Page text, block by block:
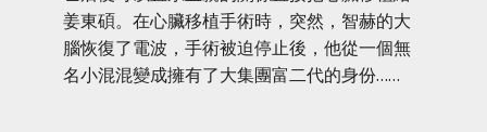
姜東碩。在心臟移植手術時，突然，智赫的大
腦恢復了電波，手術被迫停止後，他從一個無
名小混混變成擁有了大集團富二代的身份……